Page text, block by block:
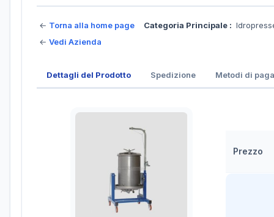
← Torna alla home page
← Vedi Azienda
Categoria Principale :
Dettagli del Prodotto Spedizione Metodi di
Prezzo